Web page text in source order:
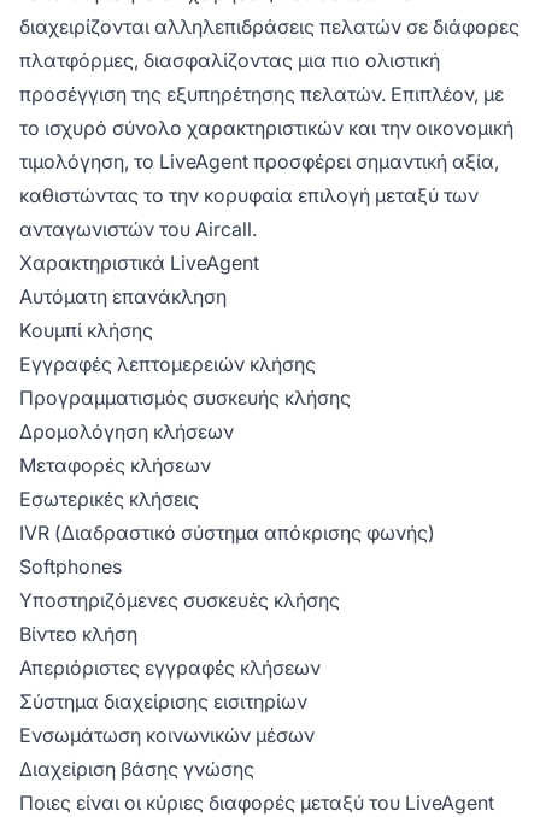
διαχειρίζονται αλληλεπιδράσεις πελατών σε διάφορες
πλατφόρμες, διασφαλίζοντας μια πιο ολιστική
προσέγγιση της εξυπηρέτησης πελατών. Επιπλέον, με
το ισχυρό σύνολο χαρακτηριστικών και την οικονομική
τιμολόγηση, το LiveAgent προσφέρει σημαντική αξία,
καθιστώντας το την κορυφαία επιλογή μεταξύ των
ανταγωνιστών του Aircall.
Χαρακτηριστικά LiveAgent
Αυτόματη επανάκληση
Κουμπί κλήσης
Εγγραφές λεπτομερειών κλήσης
Προγραμματισμός συσκευής κλήσης
Δρομολόγηση κλήσεων
Μεταφορές κλήσεων
Εσωτερικές κλήσεις
IVR (Διαδραστικό σύστημα απόκρισης φωνής)
Softphones
Υποστηριζόμενες συσκευές κλήσης
Βίντεο κλήση
Απεριόριστες εγγραφές κλήσεων
Σύστημα διαχείρισης εισιτηρίων
Ενσωμάτωση κοινωνικών μέσων
Διαχείριση βάσης γνώσης
Ποιες είναι οι κύριες διαφορές μεταξύ του LiveAgent